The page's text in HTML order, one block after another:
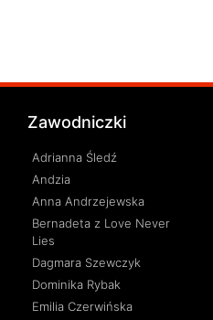
Zawodniczki
Adrianna Śledź
Andzia
Anna Andrzejewska
Bernadeta z Love Never
Lies
Dagmara Szewczyk
Dominika Rybak
Emilia Czerwińska